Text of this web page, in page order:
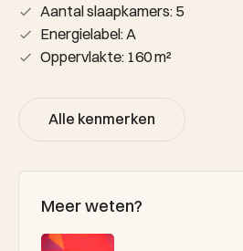
Aantal slaapkamers: 5
Energielabel: A
Oppervlakte: 160 m²
Alle kenmerken
Meer weten?